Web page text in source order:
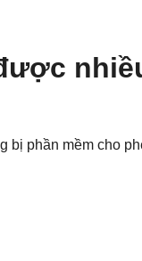
bị phần mềm cho